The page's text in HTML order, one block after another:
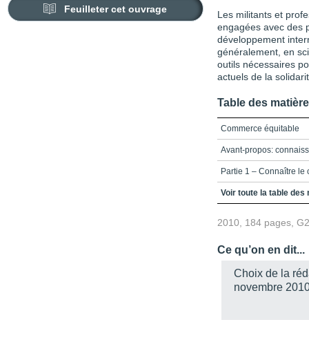
Feuilleter cet ouvrage
Les militants et
engagées avec des
développement
généralement, en
outils nécessaires
actuels de la
Table des
Commerce équitable
Avant-propos:
Partie 1 – Connaître le
Chapitre 1 – Tirer
équitable
Partie 2 – Comprendre
Chapitre 3 – Quelles
Chapitre 4 –
Voir toute la table des
2010, 184 pages,
Ce qu’on en dit...
Choix de la
novembre